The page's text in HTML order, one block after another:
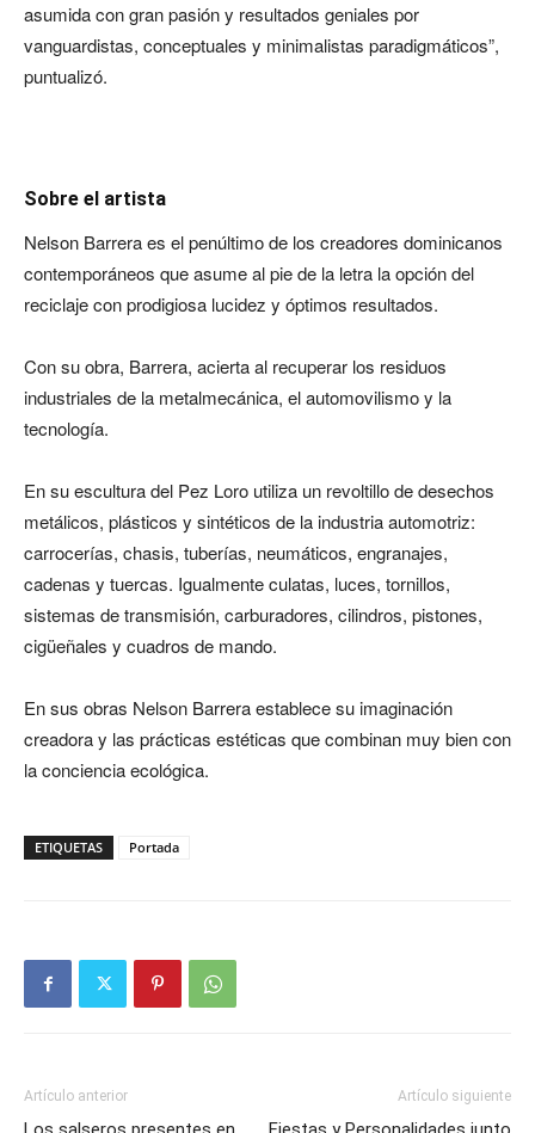
asumida con gran pasión y resultados geniales por
vanguardistas, conceptuales y minimalistas paradigmáticos”,
puntualizó.
Sobre el artista
Nelson Barrera es el penúltimo de los creadores dominicanos
contemporáneos que asume al pie de la letra la opción del
reciclaje con prodigiosa lucidez y óptimos resultados.
Con su obra, Barrera, acierta al recuperar los residuos
industriales de la metalmecánica, el automovilismo y la
tecnología.
En su escultura del Pez Loro utiliza un revoltillo de desechos
metálicos, plásticos y sintéticos de la industria automotriz:
carrocerías, chasis, tuberías, neumáticos, engranajes,
cadenas y tuercas. Igualmente culatas, luces, tornillos,
sistemas de transmisión, carburadores, cilindros, pistones,
cigüeñales y cuadros de mando.
En sus obras Nelson Barrera establece su imaginación
creadora y las prácticas estéticas que combinan muy bien con
la conciencia ecológica.
ETIQUETAS Portada
Artículo anterior Artículo siguiente